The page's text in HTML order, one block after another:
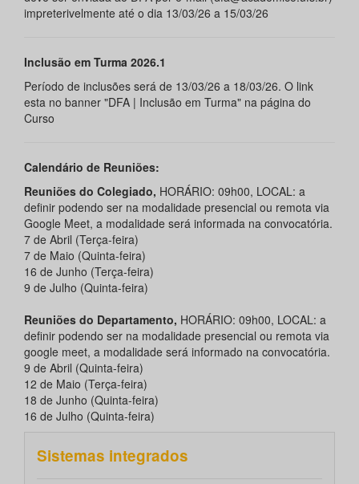
impreterivelmente até o dia 13/03/26 a 15/03/26
Inclusão em Turma 2026.1
Período de inclusões será de 13/03/26 a 18/03/26. O link
esta no banner "DFA | Inclusão em Turma" na página do
Curso
Calendário de Reuniões:
Reuniões do Colegiado, HORÁRIO: 09h00, LOCAL: a
definir podendo ser na modalidade presencial ou remota via
Google Meet, a modalidade será informada na convocatória.
7 de Abril (Terça-feira)
7 de Maio (Quinta-feira)
16 de Junho (Terça-feira)
9 de Julho (Quinta-feira)
Reuniões do Departamento, HORÁRIO: 09h00, LOCAL: a
definir podendo ser na modalidade presencial ou remota via
google meet, a modalidade será informado na convocatória.
9 de Abril (Quinta-feira)
12 de Maio (Terça-feira)
18 de Junho (Quinta-feira)
16 de Julho (Quinta-feira)
Sistemas integrados